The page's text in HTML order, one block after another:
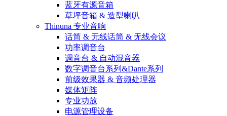
蓝牙有源音箱
草坪音箱 & 造型喇叭
Thinuna 专业音响
话筒 & 无线话筒 & 无线会议
功率调音台
调音台 & 自动混音器
数字调音台系列&Dante系列
前级效果器 & 音频处理器
媒体矩阵
专业功放
电源管理设备